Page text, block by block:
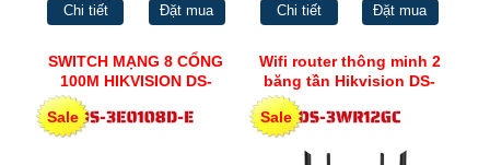
Chi tiết Đặt mua Chi tiết Đặt mua
SWITCH MẠNG 8 CỔNG
100M HIKVISION DS-
Sale
Wifi router thông minh 2
băng tần Hikvision DS-
Sale